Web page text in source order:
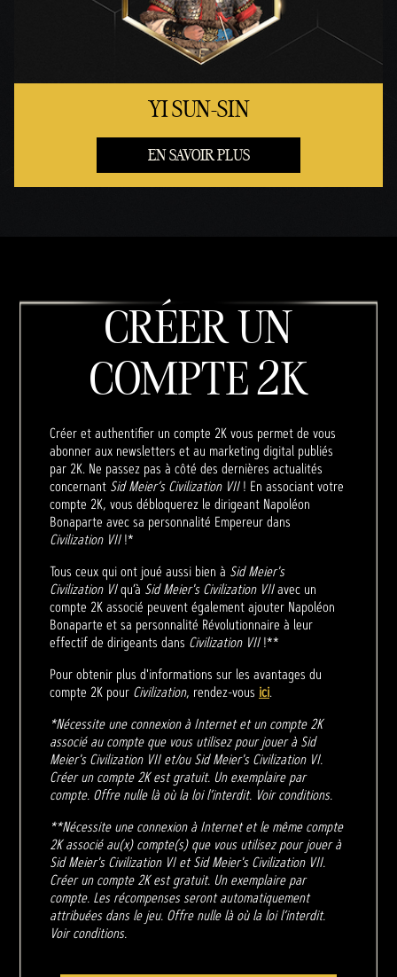
YI SUN-SIN
EN SAVOIR PLUS
CRÉER UN
COMPTE 2K
Créer et authentifier un compte 2K vous permet de vous
abonner aux newsletters et au marketing digital publiés
par 2K. Ne passez pas à côté des dernières actualités
concernant Sid Meier’s Civilization VII! En associant votre
compte 2K, vous débloquerez le dirigeant Napoléon
Bonaparte avec sa personnalité Empereur dans
Civilization VII!*
Tous ceux qui ont joué aussi bien à Sid Meier's
Civilization VIqu’à Sid Meier's Civilization VIIavec un
compte 2K associé peuvent également ajouter Napoléon
Bonaparte et sa personnalité Révolutionnaire à leur
effectif de dirigeants dans Civilization VII!**
Pour obtenir plus d'informations sur les avantages du
compte 2K pour Civilization, rendez-vous ici.
*Nécessite une connexion à Internet et un compte 2K
associé au compte que vous utilisez pour jouer à Sid
Meier's Civilization VII et/ou Sid Meier's Civilization VI.
Créer un compte 2K est gratuit. Un exemplaire par
compte. Offre nulle là où la loi l’interdit. Voir conditions.
**Nécessite une connexion à Internet et le même compte
2K associé au(x) compte(s) que vous utilisez pour jouer à
Sid Meier's Civilization VI et Sid Meier's Civilization VII.
Créer un compte 2K est gratuit. Un exemplaire par
compte. Les récompenses seront automatiquement
attribuées dans le jeu. Offre nulle là où la loi l’interdit.
Voir conditions.